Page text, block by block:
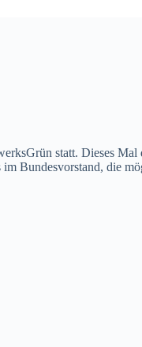
statt. Dieses
Bundesvorstand, die